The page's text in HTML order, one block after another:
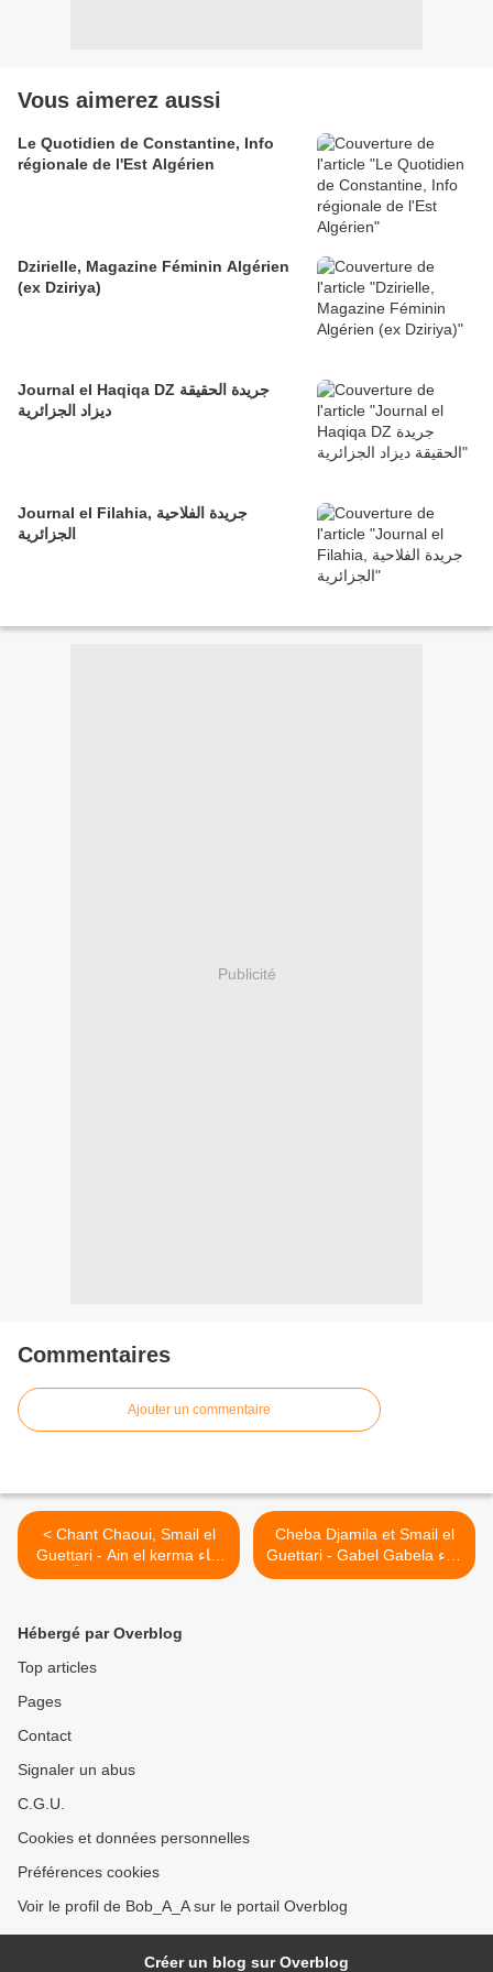
Vous aimerez aussi
Le Quotidien de Constantine, Info
régionale de l'Est Algérien
Dzirielle, Magazine Féminin Algérien
(ex Dziriya)
Journal el Haqiqa DZ جريدة الحقيقة
ديزاد الجزائرية
Journal el Filahia, جريدة الفلاحية
الجزائرية
Publicité
Commentaires
Ajouter un commentaire
< Chant Chaoui, Smail el
Guettari - Ain el kerma غناء
شاوي ـ سماعيل القطاّري ـ
Cheba Djamila et Smail el
Guettari - Gabel Gabela غناء
شاوي ـ سماعيل القطاري مع
Hébergé par Overblog
Top articles
Pages
Contact
Signaler un abus
C.G.U.
Cookies et données personnelles
Préférences cookies
Voir le profil de Bob_A_A sur le portail Overblog
Créer un blog sur Overblog